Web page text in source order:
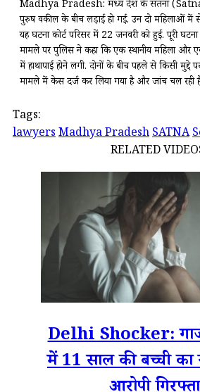
Madhya Pradesh: मध्य प्रदेश के सतना
पुरुष वकील के बीच लड़ाई हो गई. उन दो महिलाओं में
यह घटना कोर्ट परिसर में 22 जनवरी को हुई. पूरी
मामले पर पुलिस ने कहा कि एक स्थानीय महिला और
में हाथापाई होने लगी. दोनों के बीच पहले से किसी मुद्दे
मामले में केस दर्ज कर लिया गया है और जांच चल रही
Tags:
lawyersMadhya PradeshSATNA
RELATED
Delhi Shocker:
में 11 साल की बच्ची का